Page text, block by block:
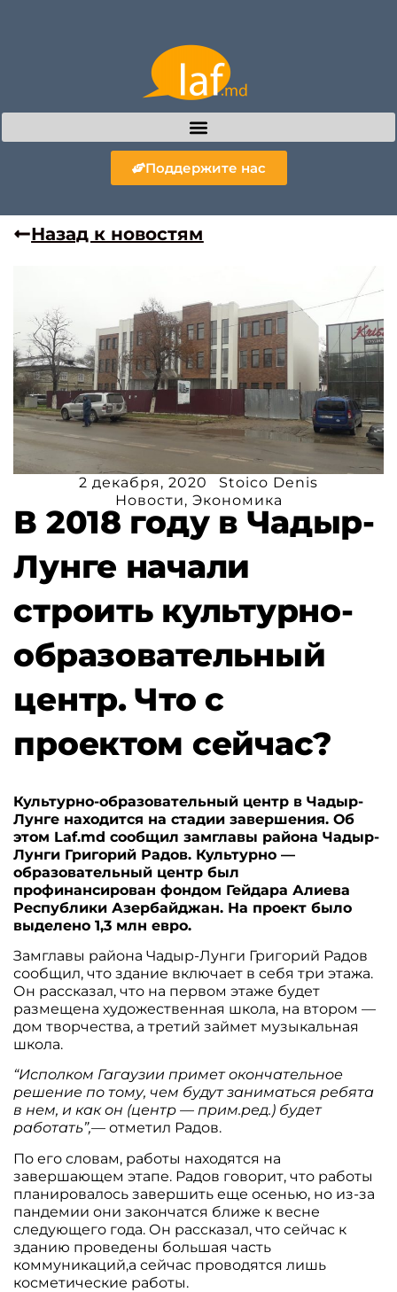
Поддержите нас
Назад к новостям
2 декабря, 2020
Stoico Denis
Новости, Экономика
В 2018 году в Чадыр-
Лунге начали
строить культурно-
образовательный
центр. Что с
проектом сейчас?
Культурно-образовательный центр в Чадыр-
Лунге находится на стадии завершения. Об
этом Laf.md сообщил замглавы района Чадыр-
Лунги Григорий Радов. Культурно —
образовательный центр был
профинансирован фондом Гейдара Алиева
Республики Азербайджан. На проект было
выделено 1,3 млн евро.
Замглавы района Чадыр-Лунги Григорий Радов
сообщил, что здание включает в себя три этажа.
Он рассказал, что на первом этаже будет
размещена художественная школа, на втором —
дом творчества, а третий займет музыкальная
школа.
“Исполком Гагаузии примет окончательное
решение по тому, чем будут заниматься ребята
в нем, и как он (центр — прим.ред.) будет
работать”,— отметил Радов.
По его словам, работы находятся на
завершающем этапе. Радов говорит, что работы
планировалось завершить еще осенью, но из-за
пандемии они закончатся ближе к весне
следующего года. Он рассказал, что сейчас к
зданию проведены большая часть
коммуникаций,а сейчас проводятся лишь
косметические работы.